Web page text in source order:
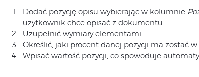
Dodać pozycję opisu wybierając w kolumnie
użytkownik chce opisać z dokumentu.
Uzupełnić wymiary elementami.
Określić, jaki procent danej pozycji ma zostać
Wpisać wartość pozycji, co spowoduje